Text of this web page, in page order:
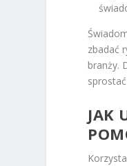
zbadać
branży.
JAK